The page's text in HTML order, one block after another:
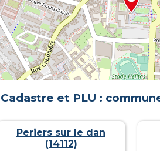
Cadastre et PLU :
Periers sur le dan
(14112)